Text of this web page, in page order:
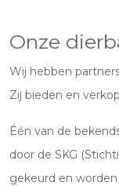
Onze
Wij hebben
Zij bieden en
Één van de
door de SKG
gekeurd en